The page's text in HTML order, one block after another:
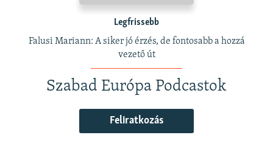
Legfrissebb
Falusi Mariann: A siker jó érzés, de fontosabb a hozzá
vezető út
Szabad Európa Podcastok
Feliratkozás